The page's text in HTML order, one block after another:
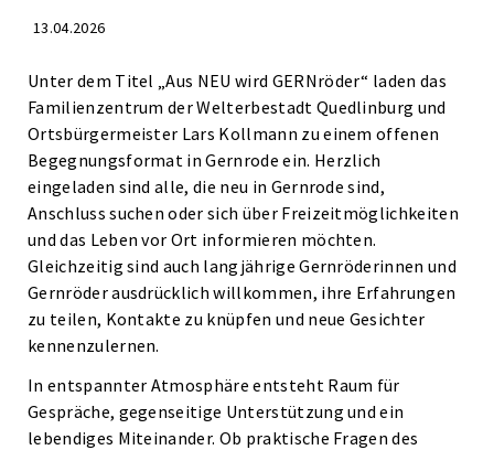
13.04.2026
Unter dem Titel „Aus NEU wird GERNröder“ laden das
Familienzentrum der Welterbestadt Quedlinburg und
Ortsbürgermeister Lars Kollmann zu einem offenen
Begegnungsformat in Gernrode ein. Herzlich
eingeladen sind alle, die neu in Gernrode sind,
Anschluss suchen oder sich über Freizeitmöglichkeiten
und das Leben vor Ort informieren möchten.
Gleichzeitig sind auch langjährige Gernröderinnen und
Gernröder ausdrücklich willkommen, ihre Erfahrungen
zu teilen, Kontakte zu knüpfen und neue Gesichter
kennenzulernen.
In entspannter Atmosphäre entsteht Raum für
Gespräche, gegenseitige Unterstützung und ein
lebendiges Miteinander. Ob praktische Fragen des